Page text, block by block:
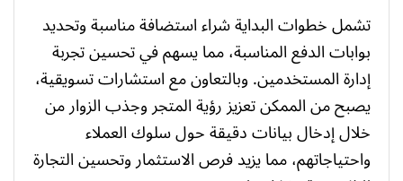
تشمل خطوات البداية شراء استضافة مناسبة وتحديد
بوابات الدفع المناسبة، مما يسهم في تحسين تجربة
إدارة المستخدمين. وبالتعاون مع استشارات تسويقية،
يصبح من الممكن تعزيز رؤية المتجر وجذب الزوار من
خلال إدخال بيانات دقيقة حول سلوك العملاء
واحتياجاتهم، مما يزيد فرص الاستثمار وتحسين التجارة